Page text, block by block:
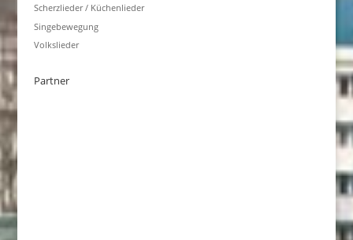
Scherzlieder / Küchenlieder
Singebewegung
Volkslieder
Partner